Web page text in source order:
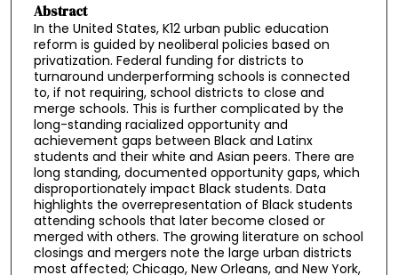
Abstract
In the United States, K12 urban public education
reform is guided by neoliberal policies based on
privatization. Federal funding for districts to
turnaround underperforming schools is connected
to, if not requiring, school districts to close and
merge schools. This is further complicated by the
long-standing racialized opportunity and
achievement gaps between Black and Latinx
students and their white and Asian peers. There are
long standing, documented opportunity gaps, which
disproportionately impact Black students. Data
highlights the overrepresentation of Black students
attending schools that later become closed or
merged with others. The growing literature on school
closings and mergers note the large urban districts
most affected; Chicago, New Orleans, and New York,